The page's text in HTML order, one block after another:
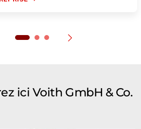
ici Voith GmbH & Co.